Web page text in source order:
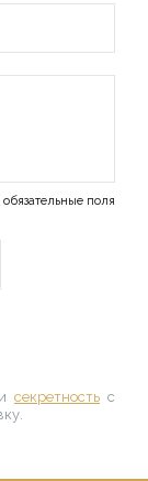
обязательные поля
секретность с